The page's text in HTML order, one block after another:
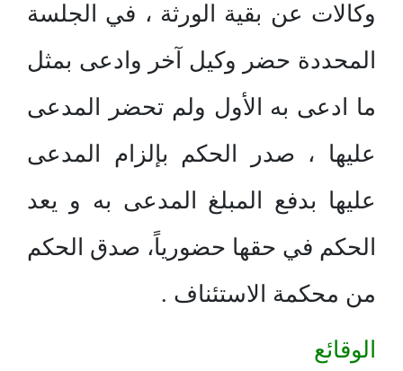
وكالات عن بقية الورثة ، في الجلسة
المحددة حضر وكيل آخر وادعى بمثل
ما ادعى به الأول ولم تحضر المدعى
عليها ، صدر الحكم بإلزام المدعى
عليها بدفع المبلغ المدعى به و يعد
الحكم في حقها حضورياً، صدق الحكم
من محكمة الاستئناف .
الوقائع